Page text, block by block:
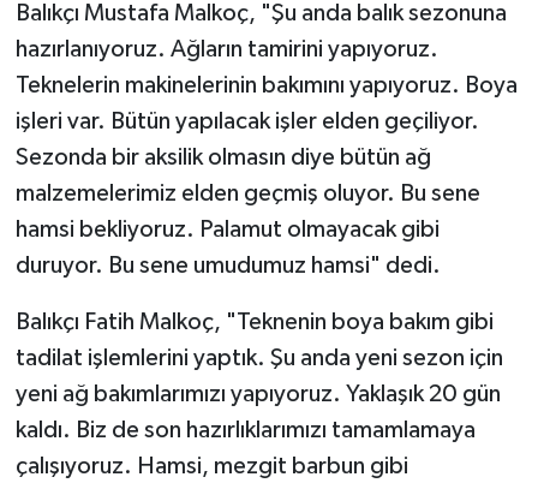
Balıkçı Mustafa Malkoç, "Şu anda balık sezonuna
hazırlanıyoruz. Ağların tamirini yapıyoruz.
Teknelerin makinelerinin bakımını yapıyoruz. Boya
işleri var. Bütün yapılacak işler elden geçiliyor.
Sezonda bir aksilik olmasın diye bütün ağ
malzemelerimiz elden geçmiş oluyor. Bu sene
hamsi bekliyoruz. Palamut olmayacak gibi
duruyor. Bu sene umudumuz hamsi" dedi.
Balıkçı Fatih Malkoç, "Teknenin boya bakım gibi
tadilat işlemlerini yaptık. Şu anda yeni sezon için
yeni ağ bakımlarımızı yapıyoruz. Yaklaşık 20 gün
kaldı. Biz de son hazırlıklarımızı tamamlamaya
çalışıyoruz. Hamsi, mezgit barbun gibi